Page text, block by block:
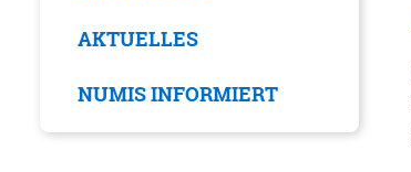
AKTUELLES
NUMIS INFORMIERT